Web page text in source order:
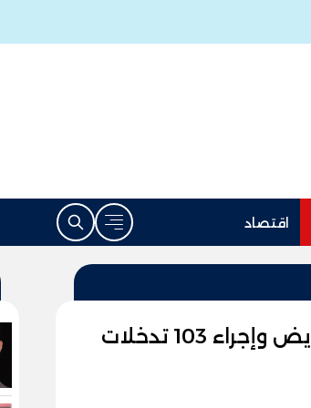
اقتصاد
خلال إجازة عيد الفطر.. إستقبال 1390 مريض وإجراء 103 تدخلات